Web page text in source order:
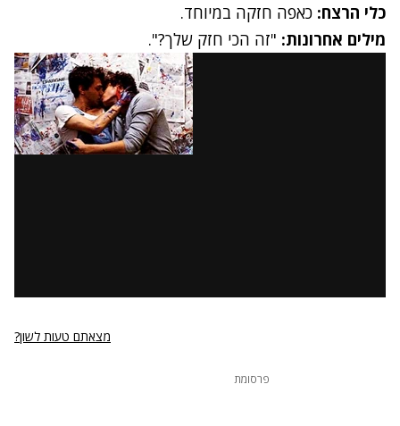
כלי הרצח: כאפה חזקה במיוחד.
מילים אחרונות: "זה הכי חזק שלך?".
מצאתם טעות לשון?
פרסומת